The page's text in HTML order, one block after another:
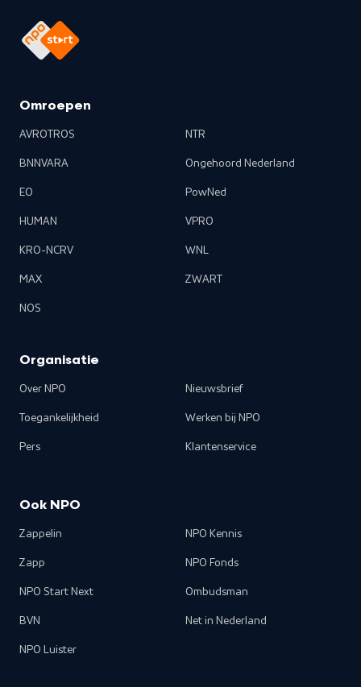
Omroepen
AVROTROS
BNNVARA
EO
HUMAN
KRO-NCRV
MAX
NOS
NTR
Ongehoord Nederland
PowNed
VPRO
WNL
ZWART
Organisatie
Over NPO
Toegankelijkheid
Pers
Nieuwsbrief
Werken bij NPO
Klantenservice
Ook NPO
Zappelin
Zapp
NPO Start Next
BVN
NPO Luister
NPO Kennis
NPO Fonds
Ombudsman
Net in Nederland